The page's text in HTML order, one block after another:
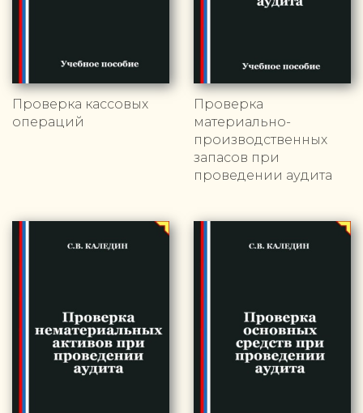
Проверка кассовых
операций
Проверка
материально-
производственных
запасов при
проведении аудита